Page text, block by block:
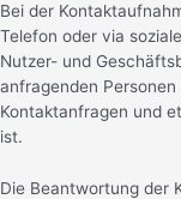
Bei der
Telefon oder via
Nutzer- und
anfragenden
Kontaktanfragen und
ist.
Die Beantwortung der